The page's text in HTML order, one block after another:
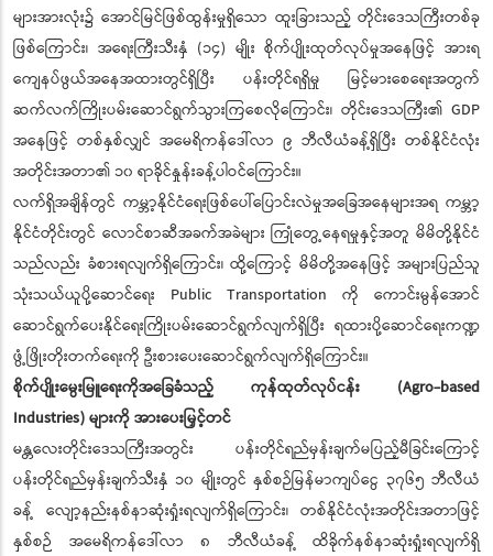
များအားလုံး၌ အောင်မြင်ဖြစ်ထွန်းမှုရှိသော ထူးခြားသည့် တိုင်းဒေသကြီးတစ်ခု
ဖြစ်ကြောင်း၊ အရေးကြီးသီးနှံ (၁၄) မျိုး စိုက်ပျိုးထုတ်လုပ်မှုအနေဖြင့် အားရ
ကျေနပ်ဖွယ်အနေအထားတွင်ရှိပြီး ပန်းတိုင်ရရှိမှု မြင့်မားစေရေးအတွက်
ဆက်လက်ကြိုးပမ်းဆောင်ရွက်သွားကြစေလိုကြောင်း၊ တိုင်းဒေသကြီး၏ GDP
အနေဖြင့် တစ်နှစ်လျှင် အမေရိကန်ဒေါ်လာ ၉ ဘီလီယံခန့်ရှိပြီး တစ်နိုင်ငံလုံး
အတိုင်းအတာ၏ ၁၀ ရာခိုင်နှုန်းခန့်ပါဝင်ကြောင်း။
လက်ရှိအချိန်တွင် ကမ္ဘာ့နိုင်ငံရေးဖြစ်ပေါ်ပြောင်းလဲမှုအခြေအနေများအရ ကမ္ဘာ့
နိုင်ငံတိုင်းတွင် လောင်စာဆီအခက်အခဲများ ကြုံတွေ့နေရမှုနှင့်အတူ မိမိတို့နိုင်ငံ
သည်လည်း ခံစားရလျက်ရှိကြောင်း၊ ထို့ကြောင့် မိမိတို့အနေဖြင့် အများပြည်သူ
သုံးသယ်ယူပို့ဆောင်ရေး Public Transportation ကို ကောင်းမွန်အောင်
ဆောင်ရွက်ပေးနိုင်ရေးကြိုးပမ်းဆောင်ရွက်လျက်ရှိပြီး ရထားပို့ဆောင်ရေးကဏ္ဍ
ဖွံ့ဖြိုးတိုးတက်ရေးကို ဦးစားပေးဆောင်ရွက်လျက်ရှိကြောင်း။
စိုက်ပျိုးမွေးမြူရေးကိုအခြေခံသည့် ကုန်ထုတ်လုပ်ငန်း (Agro-based
Industries) များကို အားပေးမြှင့်တင်
မန္တလေးတိုင်းဒေသကြီးအတွင်း ပန်းတိုင်ရည်မှန်းချက်မပြည့်မီခြင်းကြောင့်
ပန်းတိုင်ရည်မှန်းချက်သီးနှံ ၁၀ မျိုးတွင် နှစ်စဉ်မြန်မာကျပ်ငွေ ၃၇၆၅ ဘီလီယံ
ခန့် လျော့နည်းနစ်နာဆုံးရှုံးရလျက်ရှိကြောင်း၊ တစ်နိုင်ငံလုံးအတိုင်းအတာဖြင့်
နှစ်စဉ် အမေရိကန်ဒေါ်လာ ၈ ဘီလီယံခန့် ထိခိုက်နစ်နာဆုံးရှုံးရလျက်ရှိ